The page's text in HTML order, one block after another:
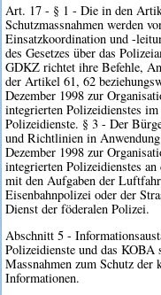
Art. 17 - § 1 - Die in den
Schutzmassnahmen werden
Einsatzkoordination und -
des Gesetzes über das
GDKZ richtet ihre Befehle,
der Artikel 61, 62
Dezember 1998 zur
integrierten Polizeidienstes
Polizeidienste. § 3 - Der
und Richtlinien in
Dezember 1998 zur
integrierten Polizeidienstes
mit den Aufgaben der
Eisenbahnpolizei oder der
Dienst der föderalen Polizei.
Abschnitt 5 -
Polizeidienste und das KOBA
Massnahmen zum Schutz
Informationen.